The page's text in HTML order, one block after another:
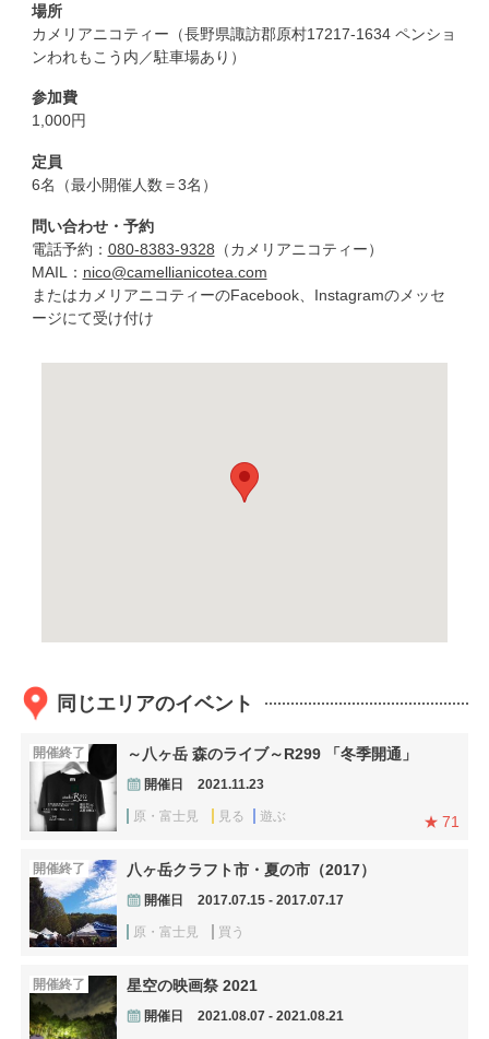
場所
カメリアニコティー（長野県諏訪郡原村17217-1634 ペンショ
ンわれもこう内／駐車場あり）
参加費
1,000円
定員
6名（最小開催人数＝3名）
問い合わせ・予約
電話予約： 080-8383-9328 （カメリアニコティー）
MAIL： nico@camellianicotea.com
またはカメリアニコティーのFacebook、Instagramのメッセ
ージにて受け付け
同じエリアのイベント
開催終了 ～八ヶ岳 森のライブ～R299 「冬季開通」
開催日 2021.11.23
原・富士見 見る 遊ぶ 71
開催終了 八ヶ岳クラフト市・夏の市（2017）
開催日 2017.07.15 - 2017.07.17
原・富士見 買う
開催終了 星空の映画祭 2021
開催日 2021.08.07 - 2021.08.21